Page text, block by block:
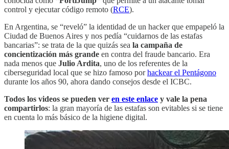
control y ejecutar código remoto (RCE).
En Argentina, se “reveló” la identidad de un hacker que empapeló la
Ciudad de Buenos Aires y nos pedía “cuidarnos de las estafas
bancarias”: se trata de la que quizás sea la campaña de
concientización más grande en contra del fraude bancario. Era
nada menos que Julio Ardita, uno de los referentes de la
ciberseguridad local que se hizo famoso porhackear el Pentágono
durante los años 90, ahora dando consejos desde el ICBC.
Todos los videos se pueden ver en este enlace y vale la pena
compartirlos: la gran mayoría de las estafas son evitables si se tiene
en cuenta lo más básico de la higiene digital.